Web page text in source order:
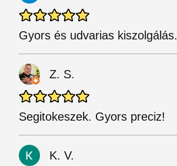
Gyors és udvarias kiszolgálás.
Z. S.
Segitokeszek. Gyors preciz!
K. V.